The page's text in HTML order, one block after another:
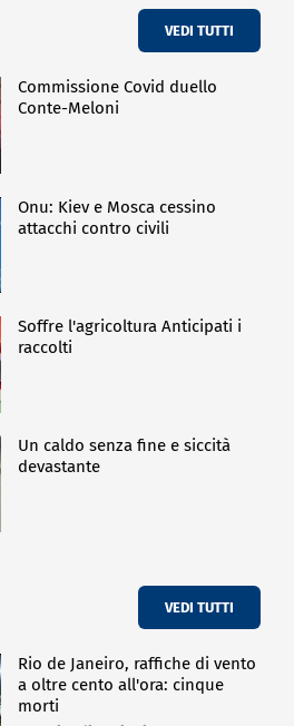
VEDI TUTTI
Commissione Covid duello
Conte-Meloni
Onu: Kiev e Mosca cessino
attacchi contro civili
Soffre l'agricoltura Anticipati i
raccolti
Un caldo senza fine e siccità
devastante
VEDI TUTTI
Rio de Janeiro, raffiche di vento
a oltre cento all'ora: cinque
morti